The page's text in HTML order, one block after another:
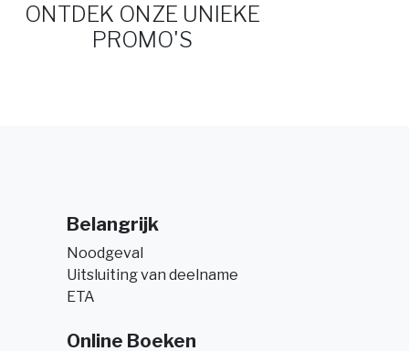
ONTDEK ONZE UNIEKE
PROMO'S
Belangrijk
Noodgeval
Uitsluiting van deelname
ETA
Online Boeken